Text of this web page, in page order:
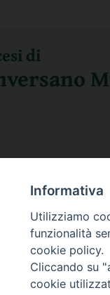
di
Informativa
Utilizziamo
funzionalità
cookie policy.
Cliccando su
cookie